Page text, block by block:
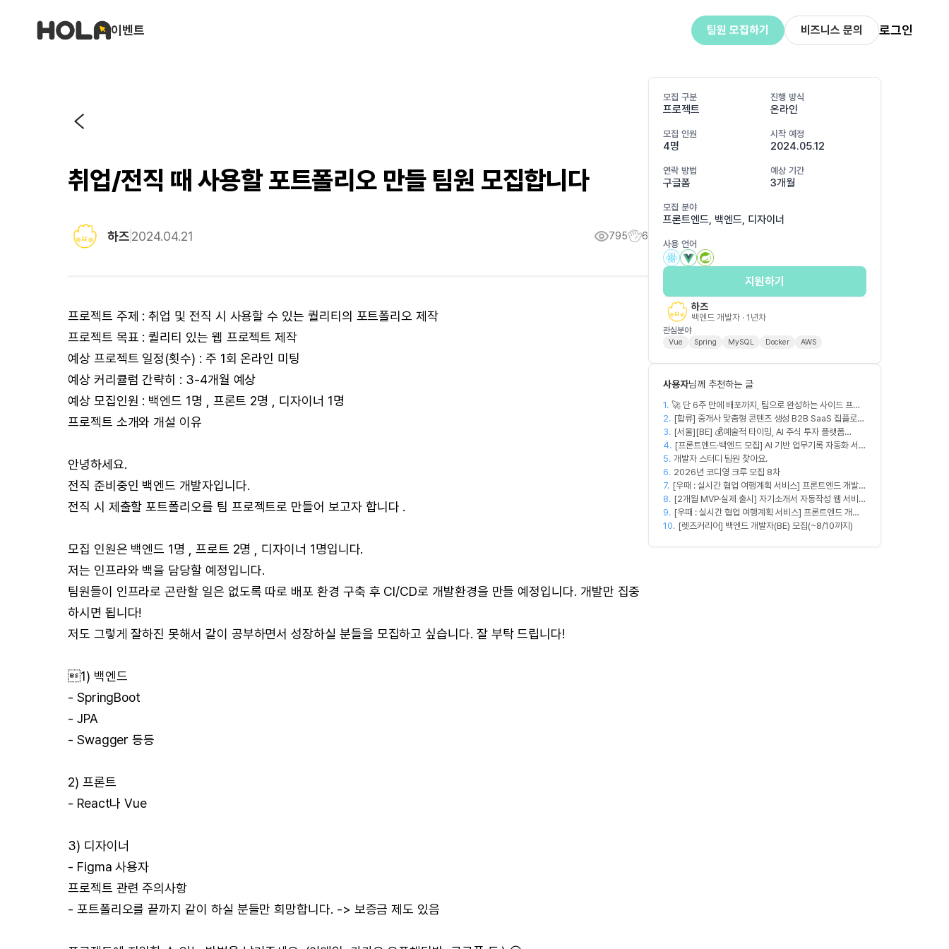
이벤트 팀원 모집하기 비즈니스 문의 로그인
취업/전직 때 사용할 포트폴리오 만들 팀원 모집합니다
하즈2024.04.21 795 6
프로젝트 주제 : 취업 및 전직 시 사용할 수 있는 퀄리티의 포트폴리오 제작
프로젝트 목표 : 퀄리티 있는 웹 프로젝트 제작
예상 프로젝트 일정(횟수) : 주 1회 온라인 미팅
예상 커리큘럼 간략히 : 3-4개월 예상
예상 모집인원 : 백엔드 1명 , 프론트 2명 , 디자이너 1명
프로젝트 소개와 개설 이유
안녕하세요.
전직 준비중인 백엔드 개발자입니다.
전직 시 제출할 포트폴리오를 팀 프로젝트로 만들어 보고자 합니다 .
모집 인원은 백엔드 1명 , 프로트 2명 , 디자이너 1명입니다.
저는 인프라와 백을 담당할 예정입니다.
팀원들이 인프라로 곤란할 일은 없도록 따로 배포 환경 구축 후 CI/CD로 개발환경을 만들 예정입니다. 개발만 집중
하시면 됩니다!
저도 그렇게 잘하진 못해서 같이 공부하면서 성장하실 분들을 모집하고 싶습니다. 잘 부탁 드립니다!
1) 백엔드
- SpringBoot
- JPA
- Swagger 등등
2) 프론트
- React나 Vue
3) 디자이너
- Figma 사용자
프로젝트 관련 주의사항
- 포트폴리오를 끝까지 같이 하실 분들만 희망합니다. -> 보증금 제도 있음
모집 구분
프로젝트
진행 방식
온라인
모집 인원
4명
시작 예정
2024.05.12
연락 방법
구글폼
예상 기간
3개월
모집 분야
프론트엔드, 백엔드, 디자이너
사용 언어
지원하기
하즈
백엔드 개발자 · 1년차
관심분야
Vue Spring MySQL Docker AWS
사용자님께 추천하는 글
1. 🚀 단 6주 만에 배포까지, 팀으로 완성하는 사이드 프로
젝트 [스위프 웹 15기] 🚀
2. [합류] 중개사 맞춤형 콘텐츠 생성 B2B SaaS 집플로우
과 함께 하실 멤버를 모집합니다!
3. [서울][BE] 💰예술적 타이밍, AI 주식 투자 플랫폼
(Spring)
4. [프론트엔드·백엔드 모집] AI 기반 업무기록 자동화 서비
스 MVP 개발
5. 개발자 스터디 팀원 찾아요.
6. 2026년 코디영 크루 모집 8차
7. [우때 : 실시간 협업 여행계획 서비스] 프론트엔드 개발자
팀원을 모집합니다
8. [2개월 MVP·실제 출시] 자기소개서 자동작성 웹 서비스
디자이너·프론트엔드·백엔드·AI 엔지니어 모집
9. [우때 : 실시간 협업 여행계획 서비스] 프론트엔드 개발
자 팀원을 모집합니다
10. [렛츠커리어] 백엔드 개발자(BE) 모집(~8/10까지)